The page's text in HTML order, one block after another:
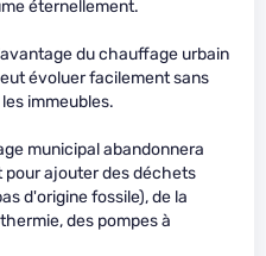
éternellement.
du chauffage urbain
évoluer facilement sans
immeubles.
municipal abandonnera
pour ajouter des déchets
d'origine fossile), de la
des pompes à